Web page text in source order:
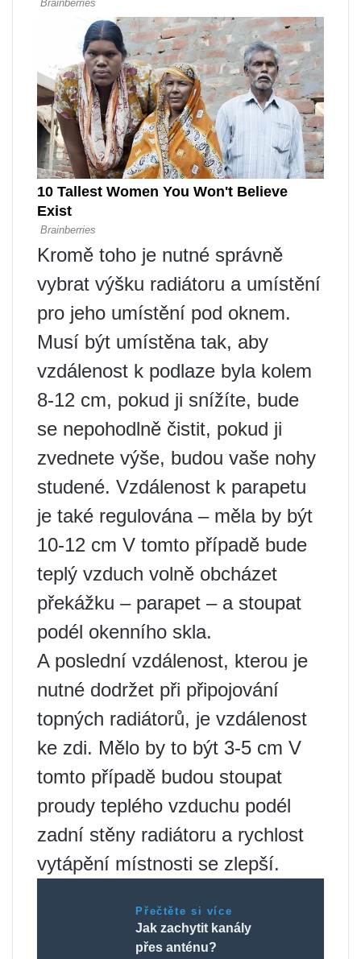
Kromě toho je nutné správně
vybrat výšku radiátoru a umístění
pro jeho umístění pod oknem.
Musí být umístěna tak, aby
vzdálenost k podlaze byla kolem
8-12 cm, pokud ji snížíte, bude
se nepohodlně čistit, pokud ji
zvednete výše, budou vaše nohy
studené. Vzdálenost k parapetu
je také regulována – měla by být
10-12 cm V tomto případě bude
teplý vzduch volně obcházet
překážku – parapet – a stoupat
podél okenního skla.
A poslední vzdálenost, kterou je
nutné dodržet při připojování
topných radiátorů, je vzdálenost
ke zdi. Mělo by to být 3-5 cm V
tomto případě budou stoupat
proudy teplého vzduchu podél
zadní stěny radiátoru a rychlost
vytápění místnosti se zlepší.
Přečtěte si více
Jak zachytit kanály
přes anténu?